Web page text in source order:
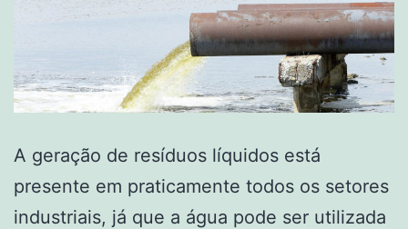
A geração de resíduos líquidos está
presente em praticamente todos os setores
industriais, já que a água pode ser utilizada